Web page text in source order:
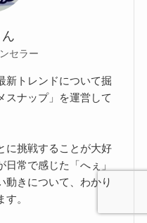
セラー
新トレンドについて掘
スナップ」を運営して
に挑戦することが大好
常で感じた「へぇ」
動きについて、わかり
。